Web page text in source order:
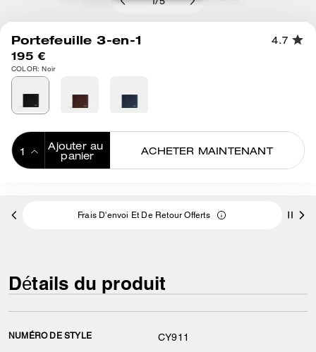
1/5
Portefeuille 3-en-1 4.7
195 €
COLOR: Noir
Ajouter au
panier
ACHETER MAINTENANT
Frais D'envoi Et De Retour Offerts
Détails du produit
NUMÉRO DE STYLE CY911